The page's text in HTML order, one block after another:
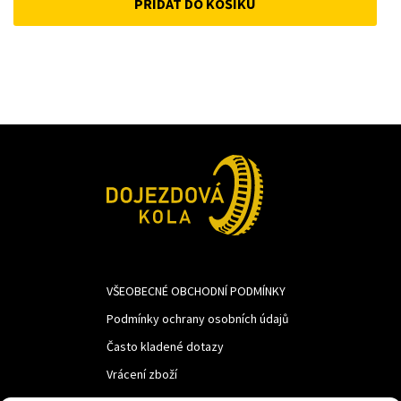
was:
is:
VŠEOBECNÉ OBCHODNÍ PODMÍNKY
Podmínky ochrany osobních údajů
Často kladené dotazy
Vrácení zboží